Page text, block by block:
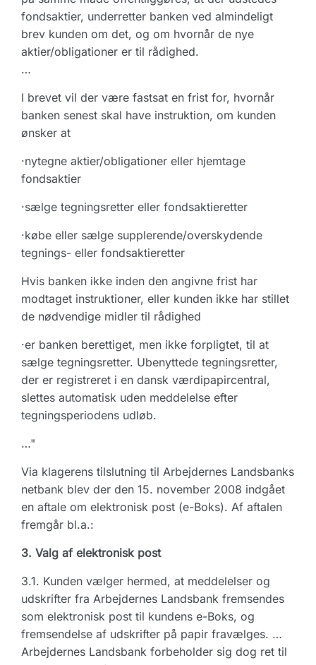
fondsaktier, underretter banken ved almindeligt
brev kunden om det, og om hvornår de nye
aktier/obligationer er til rådighed.
…
I brevet vil der være fastsat en frist for, hvornår
banken senest skal have instruktion, om kunden
ønsker at
·nytegne aktier/obligationer eller hjemtage
fondsaktier
·sælge tegningsretter eller fondsaktieretter
·købe eller sælge supplerende/overskydende
tegnings- eller fondsaktieretter
Hvis banken ikke inden den angivne frist har
modtaget instruktioner, eller kunden ikke har stillet
de nødvendige midler til rådighed
·er banken berettiget, men ikke forpligtet, til at
sælge tegningsretter. Ubenyttede tegningsretter,
der er registreret i en dansk værdipapircentral,
slettes automatisk uden meddelelse efter
tegningsperiodens udløb.
…"
Via klagerens tilslutning til Arbejdernes Landsbanks
netbank blev der den 15. november 2008 indgået
en aftale om elektronisk post (e-Boks). Af aftalen
fremgår bl.a.:
3. Valg af elektronisk post
3.1. Kunden vælger hermed, at meddelelser og
udskrifter fra Arbejdernes Landsbank fremsendes
som elektronisk post til kundens e-Boks, og
fremsendelse af udskrifter på papir fravælges. …
Arbejdernes Landsbank forbeholder sig dog ret til